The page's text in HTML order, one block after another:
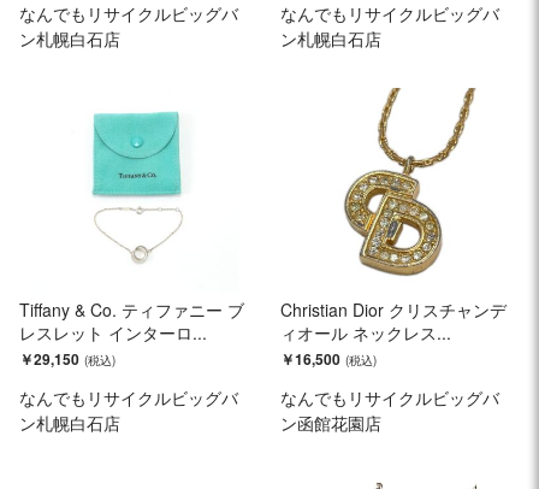
なんでもリサイクルビッグバ
ン札幌白石店
なんでもリサイクルビッグバ
ン札幌白石店
Tiffany & Co. ティファニー ブ
レスレット インターロ...
￥29,150
なんでもリサイクルビッグバ
ン札幌白石店
Christian Dior クリスチャンデ
ィオール ネックレス...
￥16,500
なんでもリサイクルビッグバ
ン函館花園店